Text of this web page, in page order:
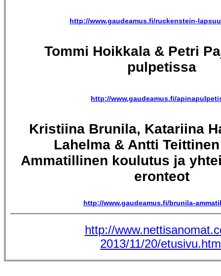
http://www.gaudeamus.fi/ruckenstein-
Tommi Hoikkala & Petri
pulpetissa
http://www.gaudeamus.fi/
Kristiina Brunila, Katariina
Lahelma & Antti
Ammatillinen koulutus ja
eronteot
http://www.gaudeamus.fi/brunila-
http://
2013/11/20/